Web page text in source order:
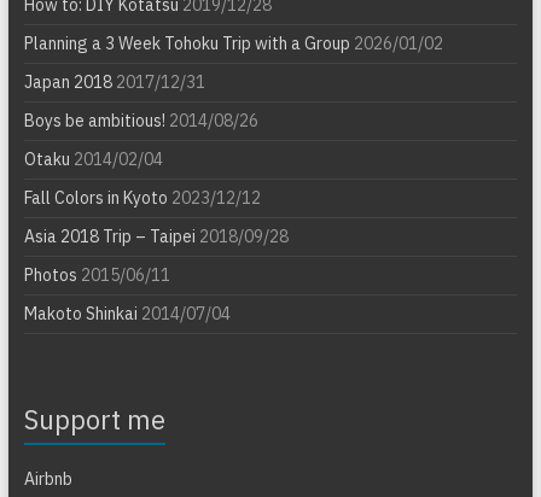
How to: DIY Kotatsu 2019/12/28
Planning a 3 Week Tohoku Trip with a Group 2026/01/02
Japan 20182017/12/31
Boys be ambitious! 2014/08/26
Otaku 2014/02/04
Fall Colors in Kyoto 2023/12/12
Asia 2018 Trip – Taipei 2018/09/28
Photos 2015/06/11
Makoto Shinkai 2014/07/04
Support me
Airbnb